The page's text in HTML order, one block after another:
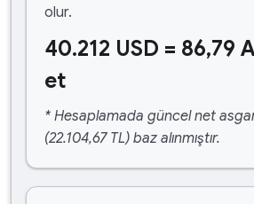
olur.
40.212 USD = 86,79
et
* Hesaplamada güncel net
(22.104,67 TL) baz alınmıştır.